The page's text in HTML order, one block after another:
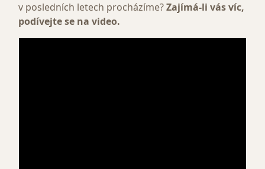
v posledních letech procházíme?Zajímá-li vás víc,
podívejte se na video.